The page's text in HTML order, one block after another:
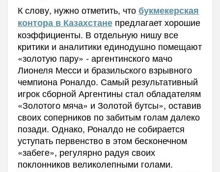
К слову, нужно отметить, чтобукмекерская
контора в Казахстанепредлагает хорошие
коэффициенты. В отдельную нишу все
критики и аналитики единодушно помещают
«золотую пару» - аргентинского мачо
Лионеля Месси и бразильского взрывного
чемпиона Роналдо. Самый результативный
игрок сборной Аргентины стал обладателям
«Золотого мяча» и Золотой бутсы», оставив
своих соперников по забитым голам далеко
позади. Однако, Роналдо не собирается
уступать первенство в этом бесконечном
«забеге», регулярно радуя своих
поклонников великолепными голами.